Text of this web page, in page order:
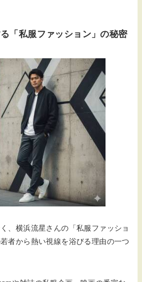
「私服ファッション」の秘密
、横浜流星さんの「私服ファッショ
者から熱い視線を浴びる理由の一つ